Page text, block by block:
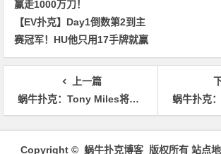
【EV扑克】Day1倒数第2到主
赛冠军！HU他只用17手牌就赢
走1000万刀！
上一篇
蜗牛扑克：Tony Miles将参加《美国忍者勇士》正式开启和Shaun Deeb的对赌
蜗牛扑克：Justin
文
Copyright © 蜗牛扑克博客 版权所有 站点